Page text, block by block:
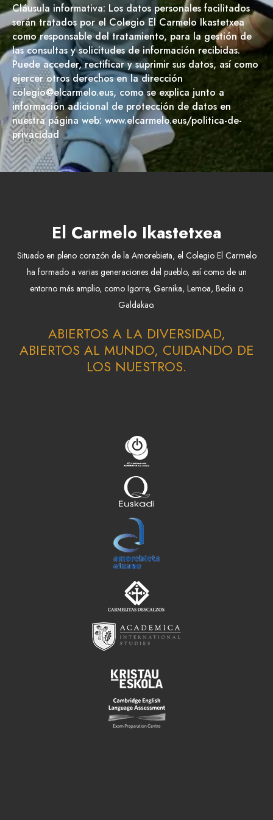
Cláusula informativa: Los datos personales facilitados
serán tratados por el Colegio El Carmelo Ikastetxea
como responsable del tratamiento, para la gestión de
las consultas y solicitudes de información recibidas.
Puede acceder, rectificar y suprimir sus datos, así como
ejercer otros derechos en la dirección
colegio@elcarmelo.eus, como se explica junto a
información adicional de protección de datos en
nuestra página web: www.elcarmelo.eus/politica-de-
privacidad
El Carmelo Ikastetxea
Situado en pleno corazón de la Amorebieta, el Colegio El Carmelo
ha formado a varias generaciones del pueblo, así como de un
entorno más amplio, como Igorre, Gernika, Lemoa, Bedia o
Galdakao.
ABIERTOS A LA DIVERSIDAD,
ABIERTOS AL MUNDO, CUIDANDO DE
LOS NUESTROS.